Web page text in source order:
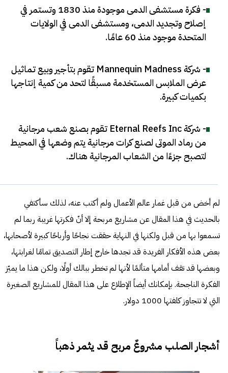
- فكرة مستشفى الدمى موجودة منذ 1830 وتستمر في
إصلاح وتجديد الدمى، ومستشفى الدمى في الولايات
المتحدة موجود منذ 60 عامًا
.
- شركة Mannequin Madness تقوم بتأجير وبيع تماثيل
عرض الملابس المستخدمة مسبقًا لتحد من كمية إنتاجها
بكميات كبيرة.
- شركة Eternal Reefs Inc تقوم بصنع شعب مرجانية
من رماد الموتى لصنع كرات مرجانية يتم وضعها في المحيط
لتصبح جزءًا من الشعاب المرجانية هناك.
لم أخض من قبل غمار عالم الأعمال ولم أكتب عنه، لذلك سأكتفي
بالحديث في هذا المقال عن مشاريع مربحة إلا أنّ فكرتها غريبة ربما لم
تسمعوا بها من قبل ولكنها في النهاية حققت نجاحًا وأرباحًا كبيرة لأصحابها،
بعض هذه الأفكار الفريدة قد تجدها خارج إطار التصديق تمامًا لغرابتها،
وبعضها قد تقف أمامها متألمًا لأنها لم تخطر ببالك أولًا، ولكن هذا ما يميّز
الفكرة الناجحة. بإمكانك أيضاً الإطلاع على هذا المقال للمشاريع الصغيرة
التي لا تتجاوز كلفتها 1000 دولار
.
أشجار الصلب مشروعٌ مربح قد يثمر ذهباً